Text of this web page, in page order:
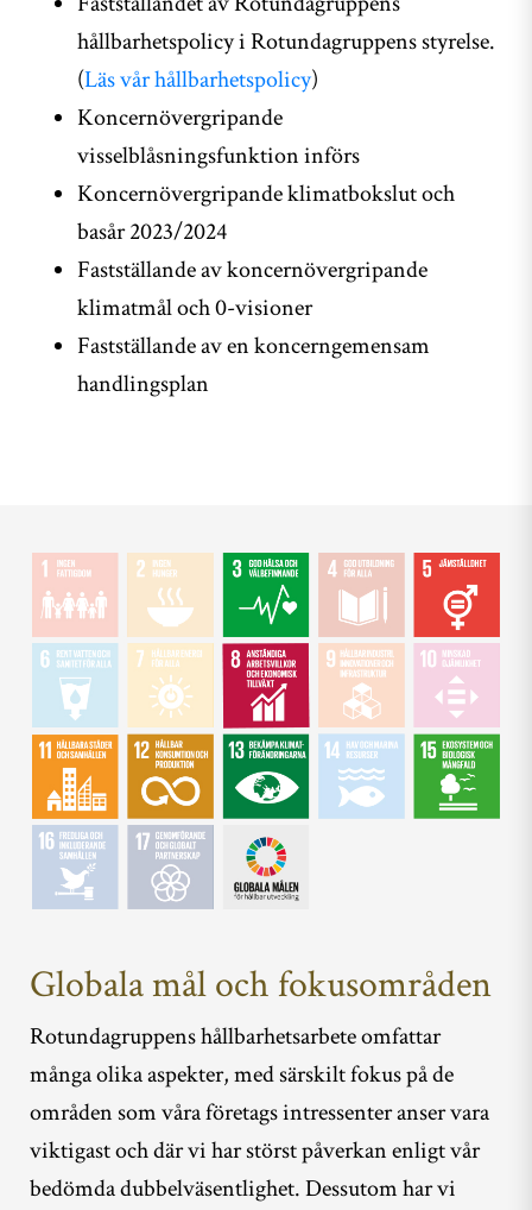
hållbarhetspolicy i Rotundagruppens styrelse.
(Läs vår hållbarhetspolicy)
Koncernövergripande
visselblåsningsfunktion införs
Koncernövergripande klimatbokslut och
basår 2023/2024
Fastställande av koncernövergripande
klimatmål och 0-visioner
Fastställande av en koncerngemensam
handlingsplan
Globala mål och fokusområden
Rotundagruppens hållbarhetsarbete omfattar
många olika aspekter, med särskilt fokus på de
områden som våra företags intressenter anser vara
viktigast och där vi har störst påverkan enligt vår
bedömda dubbelväsentlighet. Dessutom har vi